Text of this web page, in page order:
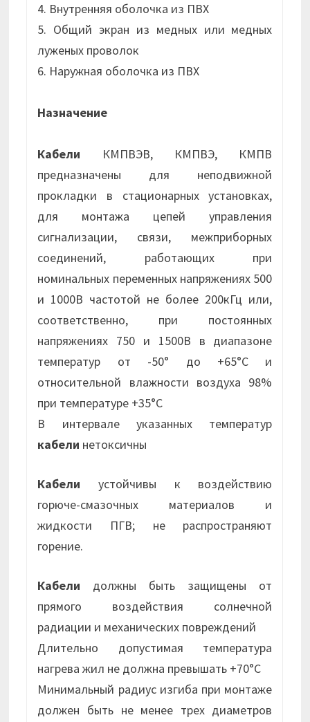
4. Внутренняя оболочка из ПВХ
5. Общий экран из медных или медных
луженых проволок
6. Наружная оболочка из ПВХ
Назначение
Кабели КМПВЭВ, КМПВЭ, КМПВ
предназначены для неподвижной
прокладки в стационарных установках,
для монтажа цепей управления
сигнализации, связи, межприборных
соединений, работающих при
номинальных переменных напряжениях 500
и 1000В частотой не более 200кГц или,
соответственно, при постоянных
напряжениях 750 и 1500В в диапазоне
температур от -50° до +65°С и
относительной влажности воздуха 98%
при температуре +35°С
В интервале указанных температур
кабели нетоксичны
Кабели устойчивы к воздействию
горюче-смазочных материалов и
жидкости ПГВ; не распространяют
горение.
Кабели должны быть защищены от
прямого воздействия солнечной
радиации и механических повреждений
Длительно допустимая температура
нагрева жил не должна превышать +70°С
Минимальный радиус изгиба при монтаже
должен быть не менее трех диаметров